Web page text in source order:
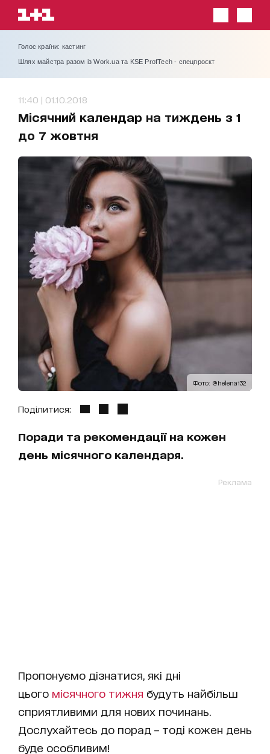
Голос країни: кастинг
Шлях майстра разом із Work.ua та KSE ProfTech - спецпроєкт
11:40 | 01.10.2018
Місячний календар на тиждень з 1
до 7 жовтня
Фото: @helena132
Поділитися:
Поради та рекомендації на кожен
день місячного календаря.
Реклама
Пропонуємо дізнатися, які дні
цього місячного тижня будуть найбільш
сприятливими для нових починань.
Дослухайтесь до порад – тоді кожен день
буде особливим!